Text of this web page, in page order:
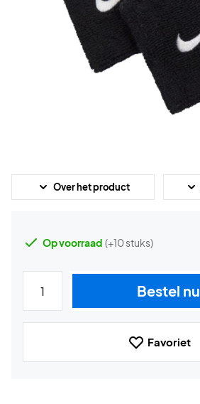
Over het product
Op voorraad (+10 stuks)
Bestel nu
Favoriet